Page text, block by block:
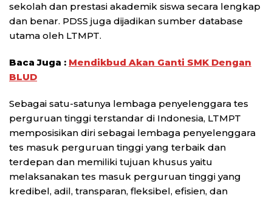
sekolah dan prestasi akademik siswa secara lengkap
dan benar. PDSS juga dijadikan sumber database
utama oleh LTMPT.
Baca Juga : Mendikbud Akan Ganti SMK Dengan
BLUD
Sebagai satu-satunya lembaga penyelenggara tes
perguruan tinggi terstandar di Indonesia, LTMPT
memposisikan diri sebagai lembaga penyelenggara
tes masuk perguruan tinggi yang terbaik dan
terdepan dan memiliki tujuan khusus yaitu
melaksanakan tes masuk perguruan tinggi yang
kredibel, adil, transparan, fleksibel, efisien, dan